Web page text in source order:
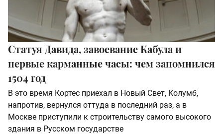
Статуя Давида, завоевание Кабула и
первые карманные часы: чем запомнился
1504 год
В это время Кортес приехал в Новый Свет, Колумб,
напротив, вернулся оттуда в последний раз, а в
Москве приступили к строительству самого высокого
здания в Русском государстве